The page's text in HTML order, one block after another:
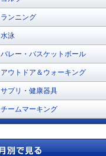
ランニング
水泳
バレー・バスケットボール
アウトドア＆ウォーキング
サプリ・健康器具
チームマーキング